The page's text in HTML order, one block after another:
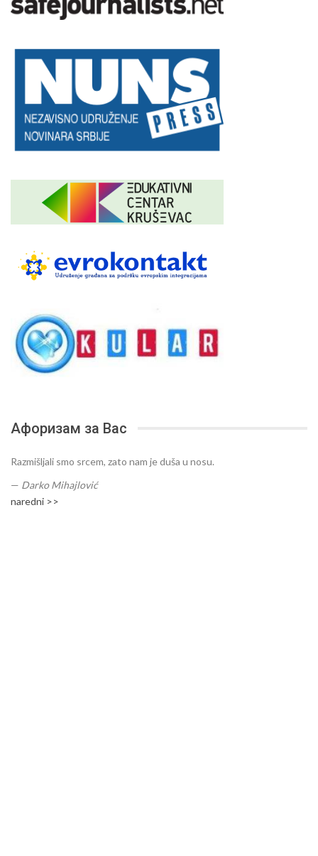
Афоризам за Вас
Razmišljali smo srcem, zato nam je duša u nosu.
— Darko Mihajlović
naredni >>